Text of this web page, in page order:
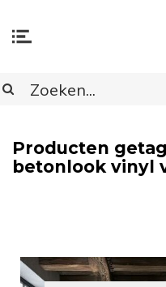
Producten
betonlook vinyl